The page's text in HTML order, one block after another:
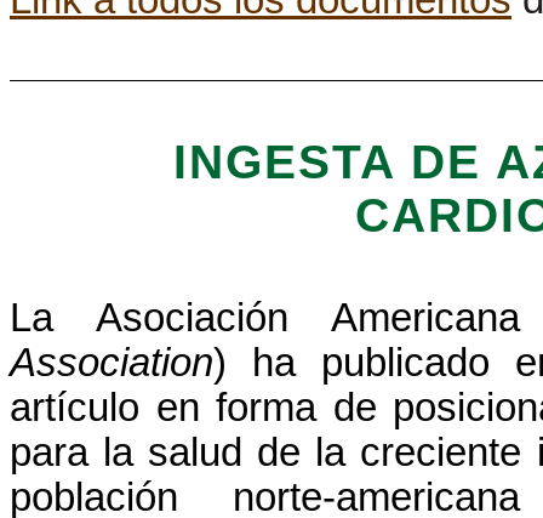
INGESTA DE
La Asociación
Association) ha publicado
artículo en forma de
para la salud de la
población norte-